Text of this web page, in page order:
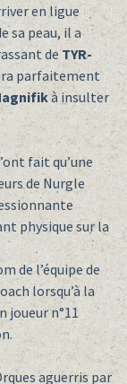
en ligue
sa peau, il a
de TYR-
parfaitement
à insulter
fait qu’une
de Nurgle
physique sur la
de l’équipe de
lorsqu’à la
joueur n°11
aguerris par